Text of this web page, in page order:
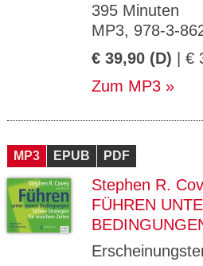
395 Minuten
MP3, 978-3-
€ 39,90 (D) | €
Zum MP3
MP3 EPUB PDF
Stephen R.
FÜHREN